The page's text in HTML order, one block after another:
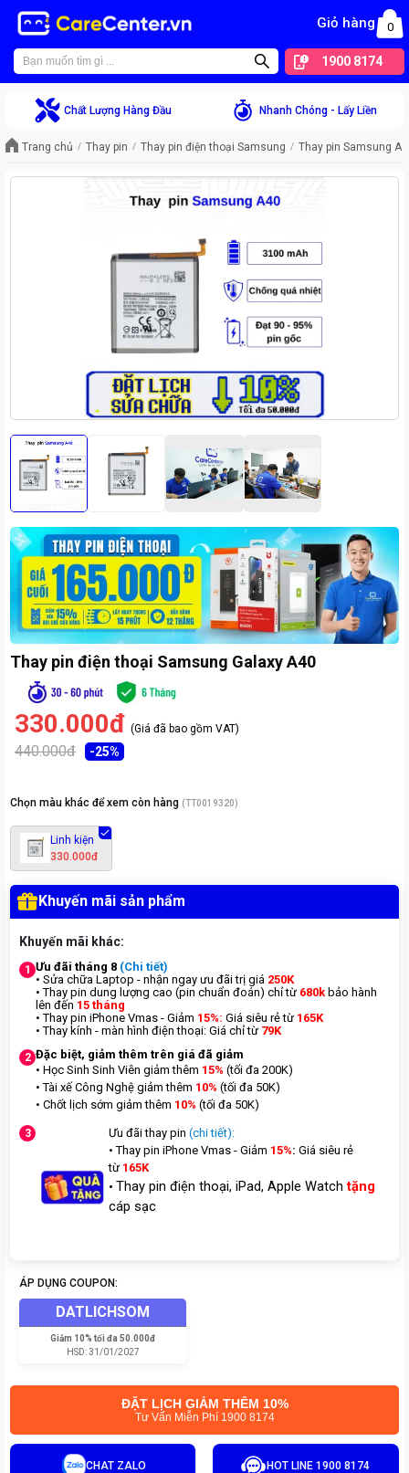
Giỏ hàng 0
1900 8174
Chất Lượng Hàng Đầu Nhanh Chóng - Lấy Liền
Trang chủ Thay pin Thay pin điện thoại Samsung Thay pin Samsung A
Thay pin điện thoại Samsung Galaxy A40
330.000đ (Giá đã bao gồm VAT)
440.000đ -25%
Chọn màu khác để xem còn hàng (TT0019320)
Linh kiện
330.000đ
Khuyến mãi sản phẩm
Khuyến mãi khác:
1 Ưu đãi tháng 8 (Chi tiết)
• Sửa chữa Laptop - nhận ngay ưu đãi trị giá 250K
• Thay pin dung lượng cao (pin chuẩn đoán) chỉ từ 680k bảo hành
lên đến 15 tháng
• Thay pin iPhone Vmas - Giảm 15%: Giá siêu rẻ từ 165K
• Thay kính - màn hình điện thoại: Giá chỉ từ 79K
2 Đặc biệt, giảm thêm trên giá đã giảm
• Học Sinh Sinh Viên giảm thêm 15% (tối đa 200K)
• Tài xế Công Nghệ giảm thêm 10% (tối đa 50K)
• Chốt lịch sớm giảm thêm 10% (tối đa 50K)
3 Ưu đãi thay pin (chi tiết):
• Thay pin iPhone Vmas - Giảm 15%: Giá siêu rẻ
từ 165K
• Thay pin điện thoại, iPad, Apple Watchtặng
cáp sạc
ÁP DỤNG COUPON:
DATLICHSOM
Giảm 10% tối đa 50.000đ
HSD:31/01/2027
ĐẶT LỊCH GIẢM THÊM 10%
Tư Vấn Miễn Phí 1900 8174
CHAT ZALO HOT LINE 1900 8174